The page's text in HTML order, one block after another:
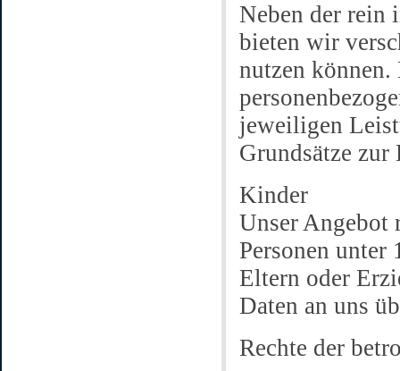
Neben der rein
bieten wir
nutzen können.
jeweiligen
Grundsätze zur
Kinder
Unser Angebot
Personen unter
Eltern oder
Daten an uns
Rechte der